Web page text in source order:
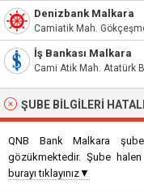
Denizbank Malkara
Camiatik Mah.
İş Bankası Malkara
Cami Atik Mah. Atatürk
ŞUBE BILGILERI
QNB Bank Malkara
gözükmektedir. Şube
burayı tıklayınız▼